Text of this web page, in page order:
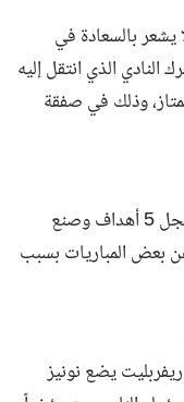
يشعر بالسعادة في
الذي انتقل إليه
وذلك في صفقة
ظهر نونيز مع الهلال في 11 مباراة، حيث سجل 5 أهداف وصنع
بعض المباريات بسبب
ريفربليت يضع نونيز